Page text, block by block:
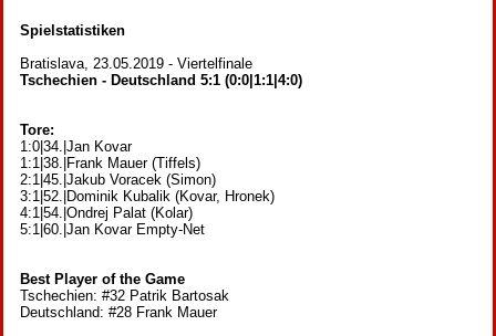
Spielstatistiken
Bratislava, 23.05.2019 - Viertelfinale
Tschechien - Deutschland 5:1 (0:0|1:1|4:0)
Tore:
1:0|34.|Jan Kovar
1:1|38.|Frank Mauer (Tiffels)
2:1|45.|Jakub Voracek (Simon)
3:1|52.|Dominik Kubalik (Kovar, Hronek)
4:1|54.|Ondrej Palat (Kolar)
5:1|60.|Jan Kovar Empty-Net
Best Player of the Game
Tschechien: #32 Patrik Bartosak
Deutschland: #28 Frank Mauer